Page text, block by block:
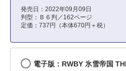
発売日：2022年09月09日
判型：Ｂ６判／162ページ
定価：737円（本体670円＋税）
電子版：RWBY 氷雪帝国